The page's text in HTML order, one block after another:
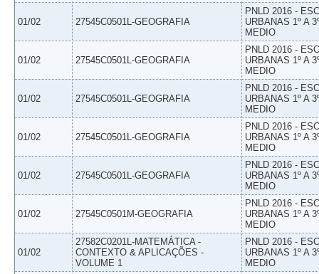
01/02 27545C0501L-GEOGRAFIA
PNLD 2016 -
URBANAS 1º A
MEDIO
01/02 27545C0501L-GEOGRAFIA
PNLD 2016 -
URBANAS 1º A
MEDIO
01/02 27545C0501L-GEOGRAFIA
PNLD 2016 -
URBANAS 1º A
MEDIO
01/02 27545C0501L-GEOGRAFIA
PNLD 2016 -
URBANAS 1º A
MEDIO
01/02 27545C0501L-GEOGRAFIA
PNLD 2016 -
URBANAS 1º A
MEDIO
01/02 27545C0501M-GEOGRAFIA
PNLD 2016 -
URBANAS 1º A
MEDIO
01/02
27582C0201L-MATEMÁTICA -
CONTEXTO & APLICAÇÕES -
VOLUME 1
PNLD 2016 -
URBANAS 1º A
MEDIO